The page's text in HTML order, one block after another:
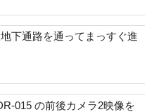
下通路を通ってまっすぐ進
015 の前後カメラ2映像を